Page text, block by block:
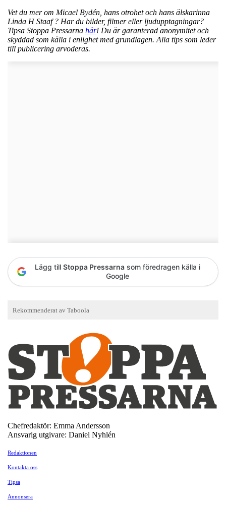
Vet du mer om Micael Bydén, hans otrohet och hans älskarinna
Linda H Staaf ? Har du bilder, filmer eller ljudupptagningar?
Tipsa Stoppa Pressarna här! Du är garanterad anonymitet och
skyddad som källa i enlighet med grundlagen. Alla tips som leder
till publicering arvoderas.
Lägg till Stoppa Pressarna som föredragen källa i
Google
Chefredaktör: Emma Andersson
Ansvarig utgivare: Daniel Nyhlén
Redaktionen
Kontakta oss
Tipsa
Annonsera